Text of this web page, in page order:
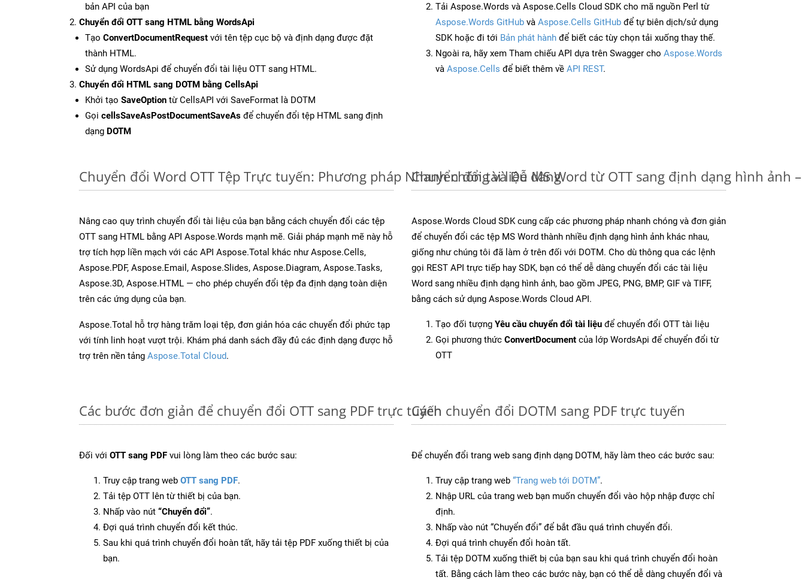
bản API của bạn
Chuyển đổi OTT sang HTML bằng WordsApi
Tạo ConvertDocumentRequest với tên tệp cục bộ và định dạng được đặt
thành HTML.
Sử dụng WordsApi để chuyển đổi tài liệu OTT sang HTML.
Chuyển đổi HTML sang DOTM bằng CellsApi
Khởi tạo SaveOption từ CellsAPI với SaveFormat là DOTM
Gọi cellsSaveAsPostDocumentSaveAs để chuyển đổi tệp HTML sang định
dạng DOTM
Tải Aspose.Words và Aspose.Cells Cloud SDK cho mã nguồn Perl từ
Aspose.Words GitHub và Aspose.Cells GitHub để tự biên dịch/sử dụng
SDK hoặc đi tới Bản phát hành để biết các tùy chọn tải xuống thay thế.
Ngoài ra, hãy xem Tham chiếu API dựa trên Swagger cho Aspose.Words
và Aspose.Cells để biết thêm về API REST.
Chuyển đổi Word OTT Tệp Trực tuyến: Phương pháp Nhanh chóng và Dễ dàng
Nâng cao quy trình chuyển đổi tài liệu của bạn bằng cách chuyển đổi các tệp
OTT sang HTML bằng API Aspose.Words mạnh mẽ. Giải pháp mạnh mẽ này hỗ
trợ tích hợp liền mạch với các API Aspose.Total khác như Aspose.Cells,
Aspose.PDF, Aspose.Email, Aspose.Slides, Aspose.Diagram, Aspose.Tasks,
Aspose.3D, Aspose.HTML — cho phép chuyển đổi tệp đa định dạng toàn diện
trên các ứng dụng của bạn.
Aspose.Total hỗ trợ hàng trăm loại tệp, đơn giản hóa các chuyển đổi phức tạp
với tính linh hoạt vượt trội. Khám phá danh sách đầy đủ các định dạng được hỗ
trợ trên nền tảng Aspose.Total Cloud.
Chuyển đổi tài liệu MS Word từ OTT sang định dạng hình ảnh
Aspose.Words Cloud SDK cung cấp các phương pháp nhanh chóng và đơn giản
để chuyển đổi các tệp MS Word thành nhiều định dạng hình ảnh khác nhau,
giống như chúng tôi đã làm ở trên đối với DOTM. Cho dù thông qua các lệnh
gọi REST API trực tiếp hay SDK, bạn có thể dễ dàng chuyển đổi các tài liệu
Word sang nhiều định dạng hình ảnh, bao gồm JPEG, PNG, BMP, GIF và TIFF,
bằng cách sử dụng Aspose.Words Cloud API.
Tạo đối tượng Yêu cầu chuyển đổi tài liệu để chuyển đổi OTT tài liệu
Gọi phương thức ConvertDocument của lớp WordsApi để chuyển đổi từ
OTT
Các bước đơn giản để chuyển đổi OTT sang PDF trực tuyến
Đối với OTT sang PDF vui lòng làm theo các bước sau:
Truy cập trang web OTT sang PDF.
Tải tệp OTT lên từ thiết bị của bạn.
Nhấp vào nút “Chuyển đổi”.
Đợi quá trình chuyển đổi kết thúc.
Sau khi quá trình chuyển đổi hoàn tất, hãy tải tệp PDF xuống thiết bị của
bạn.
Cách chuyển đổi DOTM sang PDF trực tuyến
Để chuyển đổi trang web sang định dạng DOTM, hãy làm theo các bước sau:
Truy cập trang web “Trang web tới DOTM”.
Nhập URL của trang web bạn muốn chuyển đổi vào hộp nhập được chỉ
định.
Nhấp vào nút “Chuyển đổi” để bắt đầu quá trình chuyển đổi.
Đợi quá trình chuyển đổi hoàn tất.
Tải tệp DOTM xuống thiết bị của bạn sau khi quá trình chuyển đổi hoàn
tất. Bằng cách làm theo các bước này, bạn có thể dễ dàng chuyển đổi và